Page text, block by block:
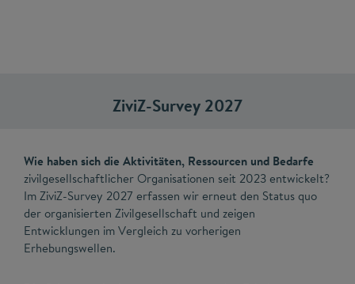
ZiviZ-Survey 2027
Wie haben sich die Aktivitäten, Ressourcen und Bedarfe
zivilgesellschaftlicher Organisationen seit 2023 entwickelt?
Im ZiviZ-Survey 2027 erfassen wir erneut den Status quo
der organisierten Zivilgesellschaft und zeigen
Entwicklungen im Vergleich zu vorherigen
Erhebungswellen.